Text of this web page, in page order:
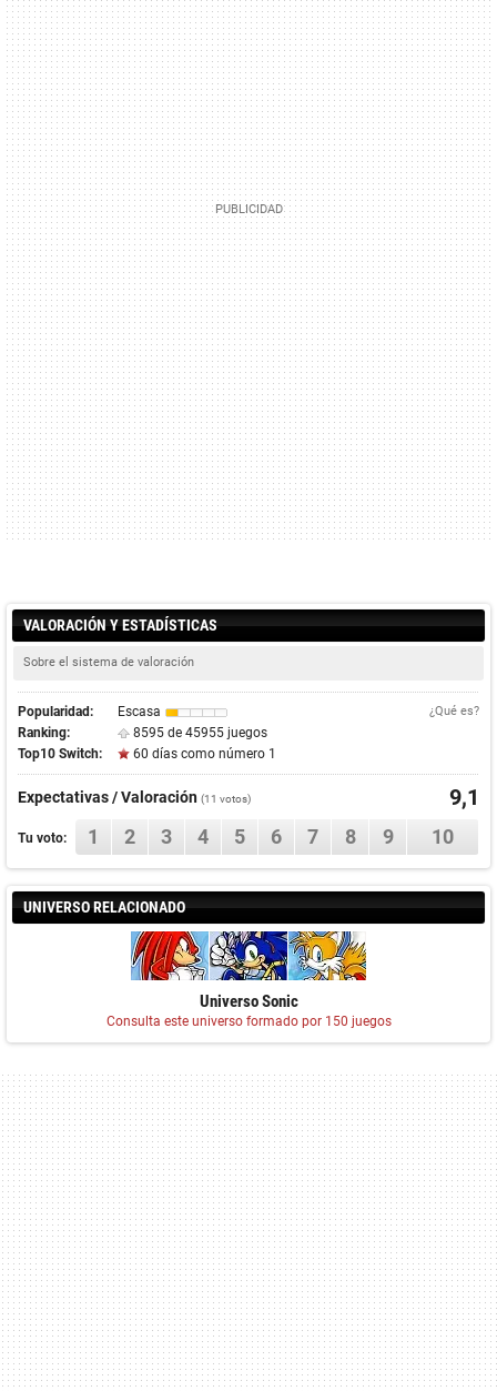
VALORACIÓN Y ESTADÍSTICAS
Sobre el sistema de valoración
Popularidad: Escasa ¿Qué es?
Ranking:
8595 de 45955 juegos
Top10 Switch:
60 días como número 1
Expectativas / Valoración (11 votos) 9,1
Tu voto: 1 2 3 4 5 6 7 8 9 10
UNIVERSO RELACIONADO
Universo Sonic
Consulta este universo formado por 150 juegos